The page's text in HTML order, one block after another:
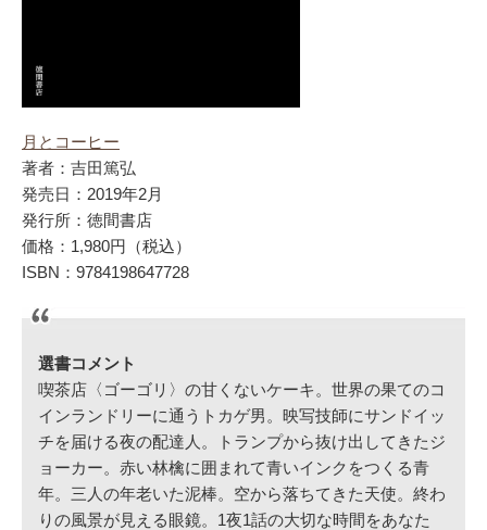
月とコーヒー
著者：吉田篤弘
発売日：2019年2月
発行所：徳間書店
価格：1,980円（税込）
ISBN：9784198647728
選書コメント
喫茶店〈ゴーゴリ〉の甘くないケーキ。世界の果てのコ
インランドリーに通うトカゲ男。映写技師にサンドイッ
チを届ける夜の配達人。トランプから抜け出してきたジ
ョーカー。赤い林檎に囲まれて青いインクをつくる青
年。三人の年老いた泥棒。空から落ちてきた天使。終わ
りの風景が見える眼鏡。1夜1話の大切な時間をあなた